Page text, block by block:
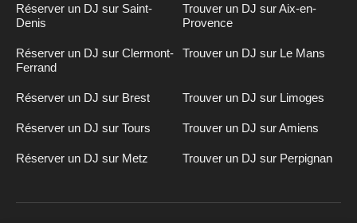
Réserver un DJ sur Saint-
Denis
Trouver un DJ sur Aix-en-
Provence
Réserver un DJ sur Clermont-
Ferrand
Trouver un DJ sur Le Mans
Réserver un DJ sur Brest Trouver un DJ sur Limoges
Réserver un DJ sur Tours Trouver un DJ sur Amiens
Réserver un DJ sur Metz Trouver un DJ sur Perpignan